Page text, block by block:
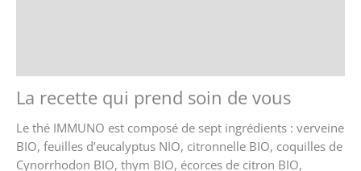
La recette qui prend soin de vous
Le thé IMMUNO est composé de sept ingrédients : verveine
BIO, feuilles d’eucalyptus NIO, citronnelle BIO, coquilles de
Cynorrhodon BIO, thym BIO, écorces de citron BIO,